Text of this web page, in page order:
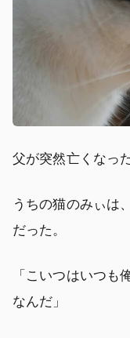
父が突然亡くなった
うちの猫のみぃは
だった。
「こいつはいつ
なんだ」